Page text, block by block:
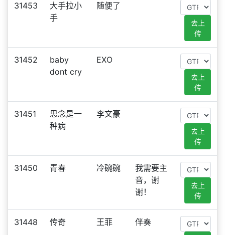
31453
大手拉小
手
随便了
去上
传
31452
baby
dont cry
EXO
去上
传
31451
思念是一
种病
李文豪
去上
传
31450 青春 冷碗碗
我需要主
音，谢
谢！
去上
传
31448 传奇 王菲 伴奏